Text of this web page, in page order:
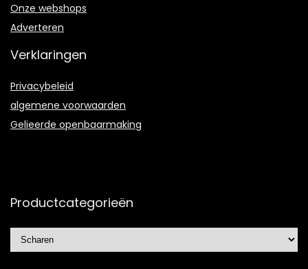
Onze webshops
Adverteren
Verklaringen
Privacybeleid
algemene voorwaarden
Gelieerde openbaarmaking
Productcategorieën